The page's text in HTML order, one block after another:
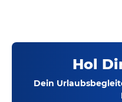
Hol
Dein